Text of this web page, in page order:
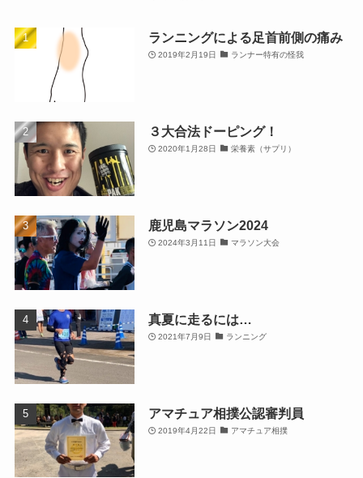
ランニングによる足首前側の痛み
2019年2月19日 ランナー特有の怪我
３大合法ドーピング！
2020年1月28日 栄養素（サプリ）
鹿児島マラソン2024
2024年3月11日 マラソン大会
真夏に走るには…
2021年7月9日 ランニング
アマチュア相撲公認審判員
2019年4月22日 アマチュア相撲